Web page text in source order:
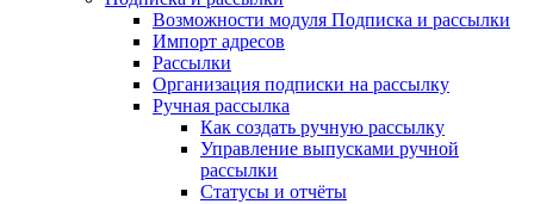
Возможности модуля Подписка и рассылки
Импорт адресов
Рассылки
Организация подписки на рассылку
Ручная рассылка
Как создать ручную рассылку
Управление выпусками ручной
рассылки
Статусы и отчёты